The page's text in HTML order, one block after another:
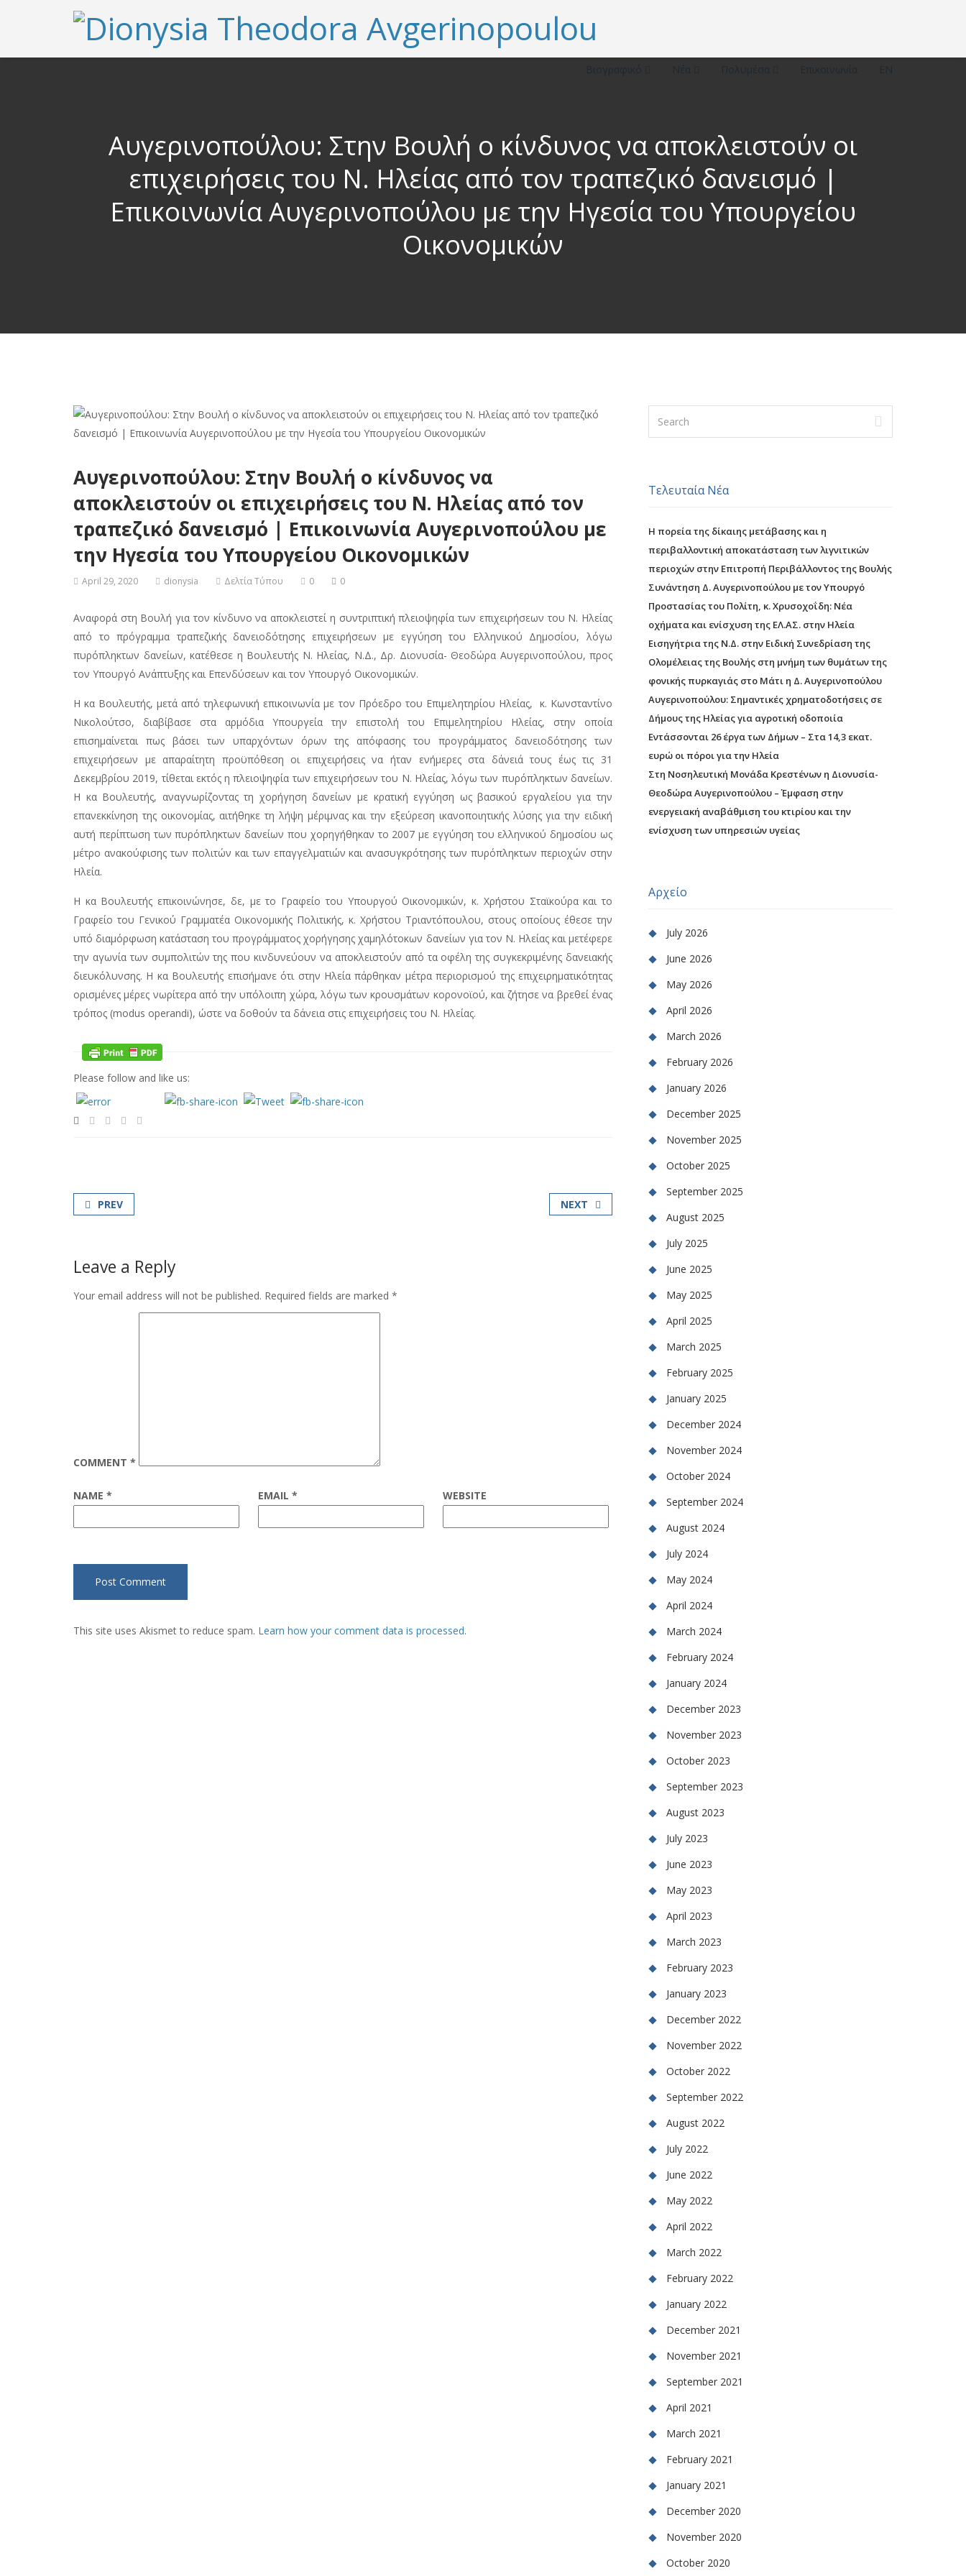
Αυγερινοπούλου: Στην Βουλή ο κίνδυνος να αποκλειστούν οι
επιχειρήσεις του Ν. Ηλείας από τον τραπεζικό δανεισμό |
Επικοινωνία Αυγερινοπούλου με την Ηγεσία του Υπουργείου
Οικονομικών
Αυγερινοπούλου: Στην Βουλή ο κίνδυνος να
αποκλειστούν οι επιχειρήσεις του Ν. Ηλείας από τον
τραπεζικό δανεισμό | Επικοινωνία Αυγερινοπούλου με
την Ηγεσία του Υπουργείου Οικονομικών
April 29, 2020 dionysia Δελτία Τύπου 0 0
Αναφορά στη Βουλή για τον κίνδυνο να αποκλειστεί η συντριπτική πλειοψηφία των επιχειρήσεων του Ν. Ηλείας
από το πρόγραμμα τραπεζικής δανειοδότησης επιχειρήσεων με εγγύηση του Ελληνικού Δημοσίου, λόγω
πυρόπληκτων δανείων, κατέθεσε η Βουλευτής Ν. Ηλείας, Ν.Δ., Δρ. Διονυσία- Θεοδώρα Αυγερινοπούλου, προς
τον Υπουργό Ανάπτυξης και Επενδύσεων και τον Υπουργό Οικονομικών.
Η κα Βουλευτής, μετά από τηλεφωνική επικοινωνία με τον Πρόεδρο του Επιμελητηρίου Ηλείας, κ. Κωνσταντίνο
Νικολούτσο, διαβίβασε στα αρμόδια Υπουργεία την επιστολή του Επιμελητηρίου Ηλείας, στην οποία
επισημαίνεται πως βάσει των υπαρχόντων όρων της απόφασης του προγράμματος δανειοδότησης των
επιχειρήσεων με απαραίτητη προϋπόθεση οι επιχειρήσεις να ήταν ενήμερες στα δάνειά τους έως τις 31
Δεκεμβρίου 2019, τίθεται εκτός η πλειοψηφία των επιχειρήσεων του Ν. Ηλείας, λόγω των πυρόπληκτων δανείων.
Η κα Βουλευτής, αναγνωρίζοντας τη χορήγηση δανείων με κρατική εγγύηση ως βασικού εργαλείου για την
επανεκκίνηση της οικονομίας, αιτήθηκε τη λήψη μέριμνας και την εξεύρεση ικανοποιητικής λύσης για την ειδική
αυτή περίπτωση των πυρόπληκτων δανείων που χορηγήθηκαν το 2007 με εγγύηση του ελληνικού δημοσίου ως
μέτρο ανακούφισης των πολιτών και των επαγγελματιών και ανασυγκρότησης των πυρόπληκτων περιοχών στην
Ηλεία.
Η κα Βουλευτής επικοινώνησε, δε, με το Γραφείο του Υπουργού Οικονομικών, κ. Χρήστου Σταϊκούρα και το
Γραφείο του Γενικού Γραμματέα Οικονομικής Πολιτικής, κ. Χρήστου Τριαντόπουλου, στους οποίους έθεσε την
υπό διαμόρφωση κατάσταση του προγράμματος χορήγησης χαμηλότοκων δανείων για τον Ν. Ηλείας και μετέφερε
την αγωνία των συμπολιτών της που κινδυνεύουν να αποκλειστούν από τα οφέλη της συγκεκριμένης δανειακής
διευκόλυνσης. Η κα Βουλευτής επισήμανε ότι στην Ηλεία πάρθηκαν μέτρα περιορισμού της επιχειρηματικότητας
ορισμένες μέρες νωρίτερα από την υπόλοιπη χώρα, λόγω των κρουσμάτων κορονοϊού, και ζήτησε να βρεθεί ένας
τρόπος (modus operandi), ώστε να δοθούν τα δάνεια στις επιχειρήσεις του Ν. Ηλείας.
Please follow and like us:
PREV NEXT
Leave a Reply
Your email address will not be published. Required fields are marked *
COMMENT *
NAME * EMAIL * WEBSITE
This site uses Akismet to reduce spam. Learn how your comment data is processed.
Τελευταία Νέα
Η πορεία της δίκαιης μετάβασης και η
περιβαλλοντική αποκατάσταση των λιγνιτικών
περιοχών στην Επιτροπή Περιβάλλοντος της Βουλής
Συνάντηση Δ. Αυγερινοπούλου με τον Υπουργό
Προστασίας του Πολίτη, κ. Χρυσοχοΐδη: Νέα
οχήματα και ενίσχυση της ΕΛ.ΑΣ. στην Ηλεία
Εισηγήτρια της Ν.Δ. στην Ειδική Συνεδρίαση της
Ολομέλειας της Βουλής στη μνήμη των θυμάτων της
φονικής πυρκαγιάς στο Μάτι η Δ. Αυγερινοπούλου
Αυγερινοπούλου: Σημαντικές χρηματοδοτήσεις σε
Δήμους της Ηλείας για αγροτική οδοποιία
Εντάσσονται 26 έργα των Δήμων – Στα 14,3 εκατ.
ευρώ οι πόροι για την Ηλεία
Στη Νοσηλευτική Μονάδα Κρεστένων η Διονυσία-
Θεοδώρα Αυγερινοπούλου – Έμφαση στην
ενεργειακή αναβάθμιση του κτιρίου και την
ενίσχυση των υπηρεσιών υγείας
Αρχείο
July 2026
June 2026
May 2026
April 2026
March 2026
February 2026
January 2026
December 2025
November 2025
October 2025
September 2025
August 2025
July 2025
June 2025
May 2025
April 2025
March 2025
February 2025
January 2025
December 2024
November 2024
October 2024
September 2024
August 2024
July 2024
May 2024
April 2024
March 2024
February 2024
January 2024
December 2023
November 2023
October 2023
September 2023
August 2023
July 2023
June 2023
May 2023
April 2023
March 2023
February 2023
January 2023
December 2022
November 2022
October 2022
September 2022
August 2022
July 2022
June 2022
May 2022
April 2022
March 2022
February 2022
January 2022
December 2021
November 2021
September 2021
April 2021
March 2021
February 2021
January 2021
December 2020
November 2020
October 2020